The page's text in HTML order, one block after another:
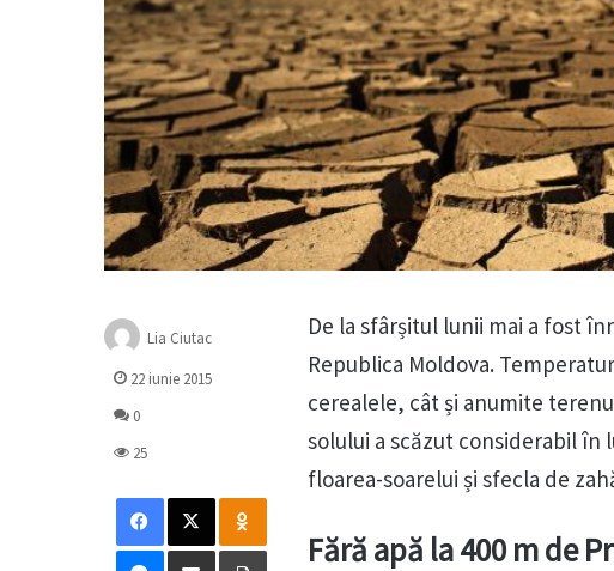
De la sfârșitul lunii mai a fost
Republica Moldova.
cerealele, cât și anumite
solului a scăzut considerabil în
floarea-soarelui și sfecla de
Fără apă la 400 m de
Lia Ciutac
22 iunie 2015
0
25
Facebook
X Odnoklassniki
Messenger
Distribuie prin mail Tipărește